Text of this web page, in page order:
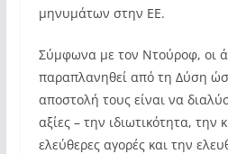
μηνυμάτων στην ΕΕ.
Σύμφωνα με τον Ντούροφ, οι
παραπλανηθεί από τη Δύση
αποστολή τους είναι να
αξίες – την ιδιωτικότητα, την
ελεύθερες αγορές και την